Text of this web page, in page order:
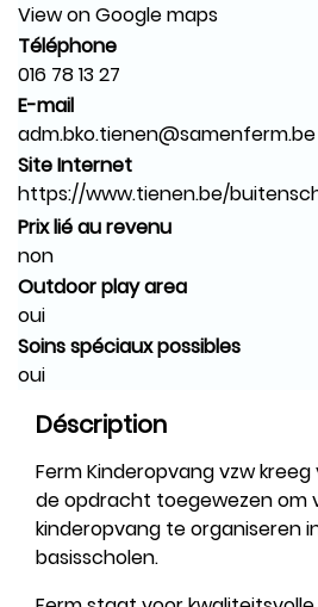
View on Google maps
Téléphone
016 78 13 27
E-mail
adm.bko.tienen@samenferm.be
Site Internet
https://www.tienen.be/
Prix lié au revenu
non
Outdoor play area
oui
Soins spéciaux possibles
oui
Déscription
Ferm Kinderopvang vzw
de opdracht toegewezen om
kinderopvang te organiseren
basisscholen.